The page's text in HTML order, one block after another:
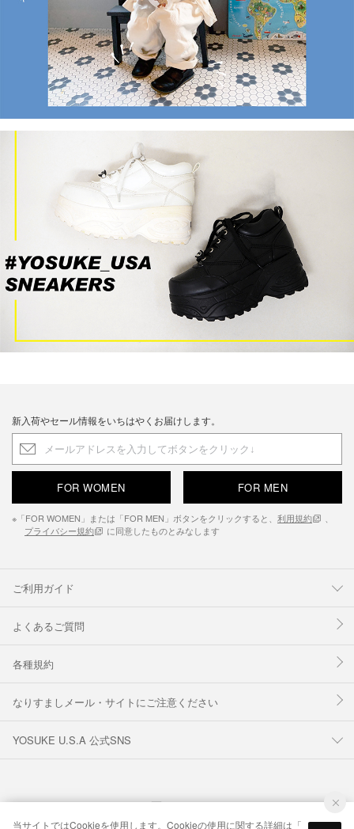
新入荷やセール情報をいちはやくお届けします。
FOR WOMEN FOR MEN
※「FOR WOMEN」または「FOR MEN」ボタンをクリックすると、 利用規約
、
プライバシー規約
に同意したものとみなします
ご利用ガイド
よくあるご質問
各種規約
なりすましメール・サイトにご注意ください
YOSUKE U.S.A 公式SNS
当サイトではCookieを使用します。Cookieの使用に関する詳細は「